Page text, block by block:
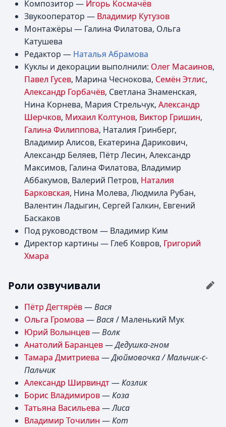
Композитор — Игорь Космачёв
Звукооператор — Владимир Кутузов
Монтажёры — Галина Филатова, Ольга
Катушева
Редактор — Наталья Абрамова
Куклы и декорации выполнили: Олег Масаинов,
Павел Гусев, Марина Чеснокова, Семён Этлис,
Александр Горбачёв, Светлана Знаменская,
Нина Корнева, Мария Стрельчук, Александр
Шерчков, Михаил Колтунов, Виктор Гришин,
Галина Филиппова, Наталия Гринберг,
Владимир Алисов, Екатерина Дарикович,
Александр Беляев, Пётр Лесин, Александр
Максимов, Галина Филатова, Владимир
Аббакумов, Валерий Петров, Наталия
Барковская, Нина Молева, Людмила Рубан,
Валентин Ладыгин, Сергей Галкин, Евгений
Баскаков
Под руководством — Владимир Ким
Директор картины — Глеб Ковров, Григорий
Хмара
Роли озвучивали
Пётр Дегтярёв—Вася
Ольга Громова —Вася / Маленький Мук
Юрий Волынцев—Волк
Анатолий Баранцев—Дедушка-гном
Тамара Дмитриева —Дюймовочка / Мальчик-с-
Пальчик
Александр Ширвиндт—Козлик
Борис Владимиров—Коза
Татьяна Васильева —Лиса
Владимир Точилин —Кот